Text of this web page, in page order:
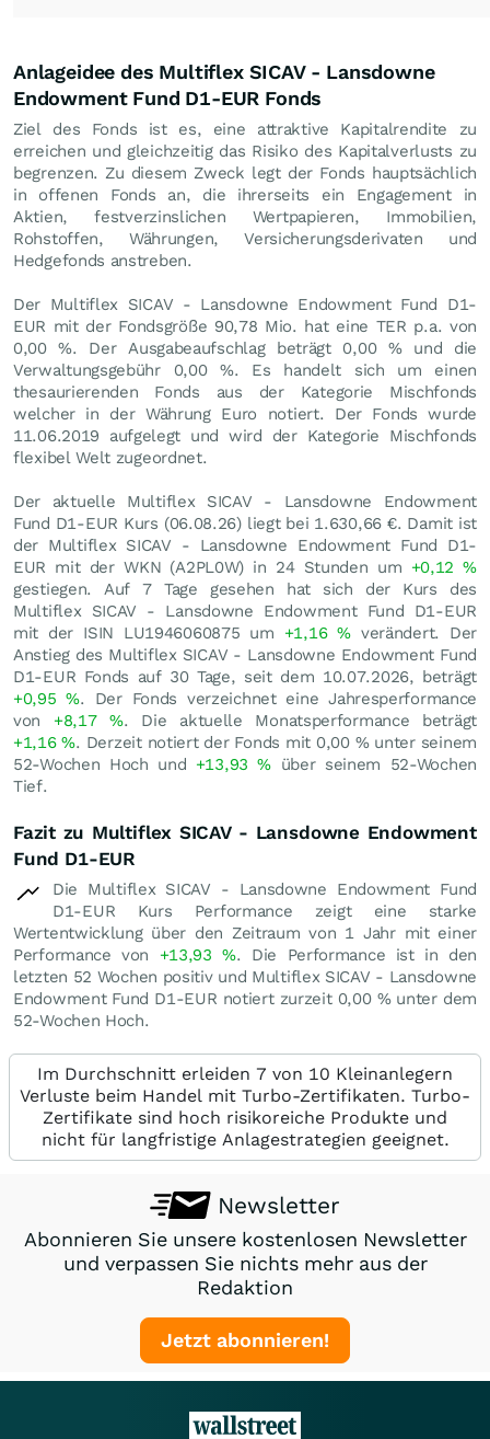
Anlageidee des Multiflex SICAV - Lansdowne
Endowment Fund D1-EUR Fonds
Ziel des Fonds ist es, eine attraktive Kapitalrendite zu
erreichen und gleichzeitig das Risiko des Kapitalverlusts zu
begrenzen. Zu diesem Zweck legt der Fonds hauptsächlich
in offenen Fonds an, die ihrerseits ein Engagement in
Aktien, festverzinslichen Wertpapieren, Immobilien,
Rohstoffen, Währungen, Versicherungsderivaten und
Hedgefonds anstreben.
Der Multiflex SICAV - Lansdowne Endowment Fund D1-
EUR mit der Fondsgröße 90,78 Mio. hat eine TER p.a. von
0,00 %. Der Ausgabeaufschlag beträgt 0,00 % und die
Verwaltungsgebühr 0,00 %. Es handelt sich um einen
thesaurierenden Fonds aus der Kategorie Mischfonds
welcher in der Währung Euro notiert. Der Fonds wurde
11.06.2019 aufgelegt und wird der Kategorie Mischfonds
flexibel Welt zugeordnet.
Der aktuelle Multiflex SICAV - Lansdowne Endowment
Fund D1-EUR Kurs (06.08.26) liegt bei 1.630,66 €. Damit ist
der Multiflex SICAV - Lansdowne Endowment Fund D1-
EUR mit der WKN (A2PL0W) in 24 Stunden um +0,12%
gestiegen. Auf 7 Tage gesehen hat sich der Kurs des
Multiflex SICAV - Lansdowne Endowment Fund D1-EUR
mit der ISIN LU1946060875 um +1,16%verändert. Der
Anstieg des Multiflex SICAV - Lansdowne Endowment Fund
D1-EUR Fonds auf 30 Tage, seit dem 10.07.2026, beträgt
+0,95%. Der Fonds verzeichnet eine Jahresperformance
von +8,17%. Die aktuelle Monatsperformance beträgt
+1,16%. Derzeit notiert der Fonds mit 0,00 %unter seinem
52-Wochen Hoch und +13,93% über seinem 52-Wochen
Tief.
Fazit zu Multiflex SICAV - Lansdowne Endowment
Fund D1-EUR
Die Multiflex SICAV - Lansdowne Endowment Fund
D1-EUR Kurs Performance zeigt eine starke
Wertentwicklung über den Zeitraum von 1 Jahr mit einer
Performance von +13,93%. Die Performance ist in den
letzten 52 Wochen positiv und Multiflex SICAV - Lansdowne
Endowment Fund D1-EUR notiert zurzeit 0,00 %unter dem
52-Wochen Hoch.
Im Durchschnitt erleiden 7 von 10 Kleinanlegern
Verluste beim Handel mit Turbo-Zertifikaten. Turbo-
Zertifikate sind hoch risikoreiche Produkte und
nicht für langfristige Anlagestrategien geeignet.
Newsletter
Abonnieren Sie unsere kostenlosen Newsletter
und verpassen Sie nichts mehr aus der
Redaktion
Jetzt abonnieren!